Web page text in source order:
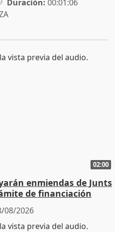
Duración: 00:01:06
02:00
enmiendas de Junts
de financiación
08/2026